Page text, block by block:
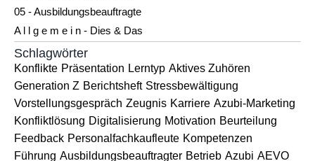
05 - Ausbildungsbeauftragte
A l l g e m e i n - Dies & Das
Schlagwörter
Konflikte Präsentation Lerntyp Aktives Zuhören
Generation Z Berichtsheft Stressbewältigung
Vorstellungsgespräch Zeugnis Karriere Azubi-Marketing
Konfliktlösung Digitalisierung Motivation Beurteilung
Feedback Personalfachkaufleute Kompetenzen
Führung Ausbildungsbeauftragter Betrieb Azubi AEVO